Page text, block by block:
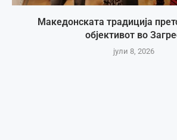
Македонската традиција
објективот во
јули 8, 2026